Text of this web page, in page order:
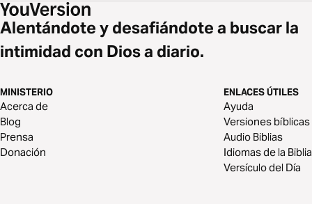
Alentándote y desafiándote a buscar la
intimidad con Dios a diario.
MINISTERIO
Acerca de
Blog
Prensa
Donación
ENLACES ÚTILES
Ayuda
Versiones bíblicas
Audio Biblias
Idiomas de la Biblia
Versículo del Día